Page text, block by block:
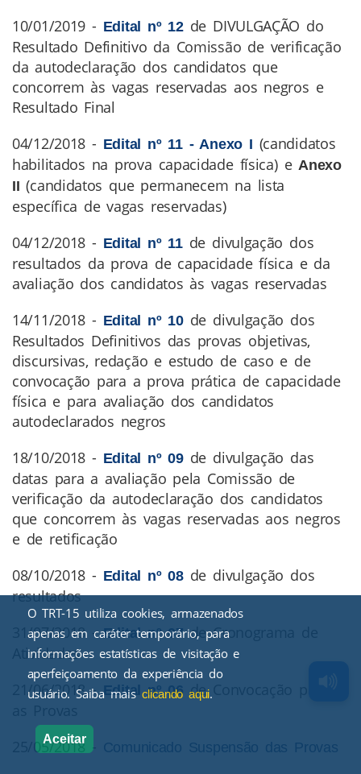
10/01/2019 - Edital nº 12de DIVULGAÇÃO do
Resultado Definitivo da Comissão de verificação
da autodeclaração dos candidatos que
concorrem às vagas reservadas aos negros e
Resultado Final
04/12/2018 - Edital nº 11 - Anexo I (candidatos
habilitados na prova capacidade física) eAnexo
II (candidatos que permanecem na lista
específica de vagas reservadas)
04/12/2018 - Edital nº 11de divulgação dos
resultados da prova de capacidade física e da
avaliação dos candidatos às vagas reservadas
14/11/2018 - Edital nº 10de divulgação dos
Resultados Definitivos das provas objetivas,
discursivas, redação e estudo de caso e de
convocação para a prova prática de capacidade
física e para avaliação dos candidatos
autodeclarados negros
18/10/2018 - Edital nº 09de divulgação das
datas para a avaliação pela Comissão de
verificação da autodeclaração dos candidatos
que concorrem às vagas reservadas aos negros
e de retificação
08/10/2018 - Edital nº 08de divulgação dos
resultados
31/07/2018 -Edital nº 07de Cronograma de
Atividades
21/06/2018 -Edital nº 06 de Convocação para
25/05/2018 -
Comunicado Suspensão das Provas
O TRT-15 utiliza cookies, armazenados
apenas em caráter temporário, para
informações estatísticas de visitação e
aperfeiçoamento da experiência do
usuário. Saiba maisclicando aqui.
Aceitar